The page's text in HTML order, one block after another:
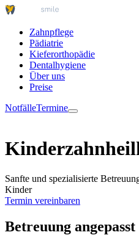
Zahnpflege
Pädiatrie
Kieferorthopädie
Dentalhygiene
Über uns
Preise
NotfälleTermine
Sanfte und spezialisierte
Kinder
Termin vereinbaren
Betreuung